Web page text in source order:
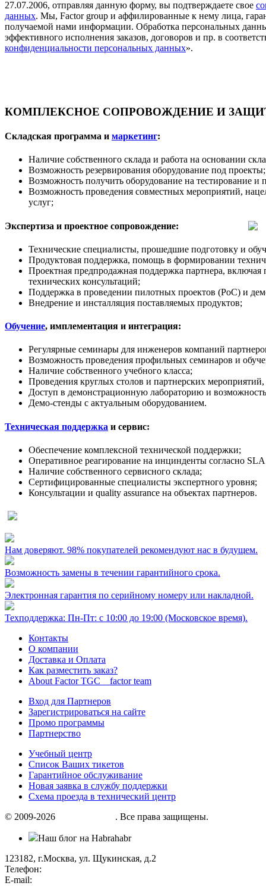
27.07.2006, отправляя данную форму, вы подтверждаете свое
данных. Мы, Factor group и аффилированные к нему лица,
получаемой нами информации. Обработка персональных
эффективного исполнения заказов, договоров и пр. в
конфиденциальности персональных данных».
КОМПЛЕКСНОЕ СОПРОВОЖДЕНИЕ И
Складская программа и маркетинг:
Наличие собственного склада и работа на основании
Возможность резервирования оборудование под проекты;
Возможность получить оборудование на тестирование и
Возможность проведения совместных мероприятий,
услуг;
Экспертиза и проектное сопровождение:
Технические специалисты, прошедшие подготовку и
Продуктовая поддержка, помощь в формировании
Проектная предпродажная поддержка партнера, включая
технических консультаций;
Поддержка в проведении пилотных проектов (PoC) и
Внедрение и инсталляция поставляемых продуктов;
Обучение, имплементация и интеграция:
Регулярные семинары для инженеров компаний
Возможность проведения профильных семинаров и
Наличие собственного учебного класса;
Проведения круглых столов и партнерских
Доступ в демонстрационную лабораторию и
Демо-стенды с актуальным оборудованием.
Техническая поддержка и сервис:
Обеспечение комплексной технической поддержки;
Оперативное реагирование на инцинденты согласно
Наличие собственного сервисного склада;
Сертифицированные специалисты экспертного уровня;
Консультации и quality assurance на объектах партнеров.
Нам доверяют. 98% покупателей рекомендуют нас в будущем.
Возможность замены в течении гарантийного срока.
Электронная гарантия по серийному номеру или накладной.
Техподдержка: Пн-Пт: с 10:00 до 19:00 (Московское время).
Контакты
О компании
Доставка и Оплата
Как разместить заказ?
About Factor TGC _ factor team
Вход для Партнеров
Зарегистрироваться на сайте
Промо программы
Партнерство
Учебный центр
Список Ваших тикетов
Гарантийное обслуживание
Новая заявка в службу поддержки
Схема проезда в технический центр
© 2009-2026
. Все права защищены.
Наш блог на Habrahabr
123182, г.Москва, ул. Щукинская, д.2
Телефон:
E-mail: